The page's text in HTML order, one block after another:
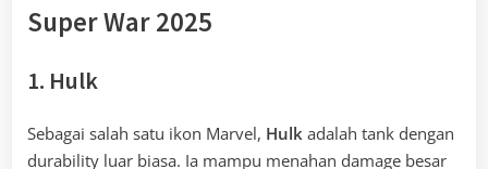
Super War 2025
1. Hulk
Sebagai salah satu ikon Marvel, Hulk adalah tank dengan
durability luar biasa. Ia mampu menahan damage besar